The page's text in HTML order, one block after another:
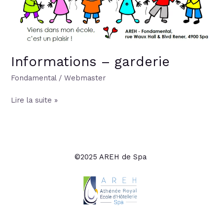
Informations – garderie
Fondamental/Webmaster
Lire la suite »
©2025 AREH de Spa